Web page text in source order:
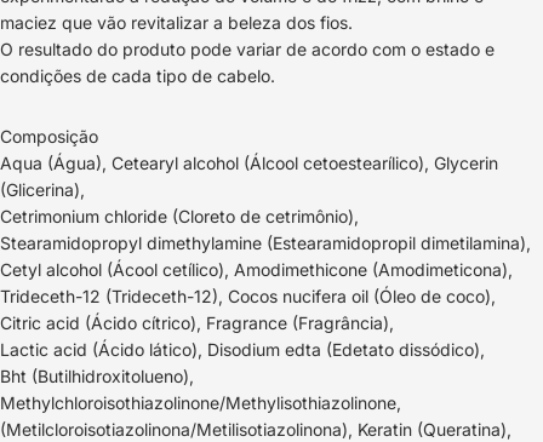
maciez que vão revitalizar a beleza dos fios.
O resultado do produto pode variar de acordo com o estado e
condições de cada tipo de cabelo.
Composição
Aqua (Água), Cetearyl alcohol (Álcool cetoestearílico), Glycerin
(Glicerina),
Cetrimonium chloride (Cloreto de cetrimônio),
Stearamidopropyl dimethylamine (Estearamidopropil dimetilamina),
Cetyl alcohol (Ácool cetílico), Amodimethicone (Amodimeticona),
Trideceth-12 (Trideceth-12), Cocos nucifera oil (Óleo de coco),
Citric acid (Ácido cítrico), Fragrance (Fragrância),
Lactic acid (Ácido lático), Disodium edta (Edetato dissódico),
Bht (Butilhidroxitolueno),
Methylchloroisothiazolinone/Methylisothiazolinone,
(Metilcloroisotiazolinona/Metilisotiazolinona), Keratin (Queratina),